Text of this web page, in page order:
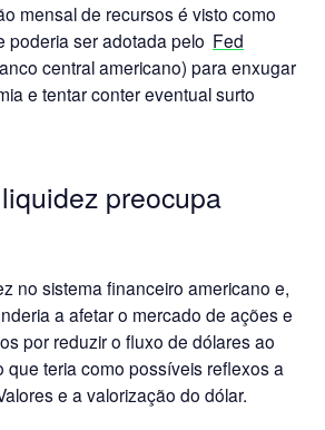
mensal de recursos é visto como
poderia ser adotada pelo Fed
central americano) para enxugar
e tentar conter eventual surto
preocupa
no sistema financeiro americano e,
a afetar o mercado de ações e
por reduzir o fluxo de dólares ao
que teria como possíveis reflexos a
e a valorização do dólar.